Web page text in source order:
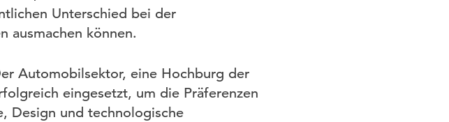
Unterschied bei der
ausmachen können.
Automobilsektor, eine Hochburg der
eingesetzt, um die Präferenzen
Design und technologische